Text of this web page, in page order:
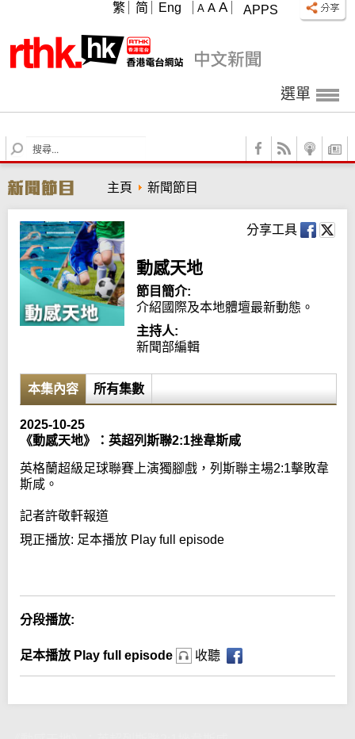
APPS
A A A
繁 简 Eng
選單
S
e
r
c
h
主頁 新聞節目
分享工具
動感天地
節目簡介:
介紹國際及本地體壇最新動態。
主持人:
新聞部編輯
本集內容 所有集數
2025-10-25
《動感天地》：英超列斯聯2:1挫韋斯咸
英格蘭超級足球聯賽上演獨腳戲，列斯聯主場2:1擊敗韋
斯咸。
記者許敬軒報道
現正播放: 足本播放 Play full episode
分段播放:
足本播放 Play full episode 收聽